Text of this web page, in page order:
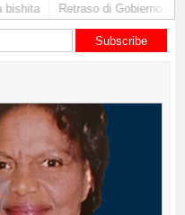
Retraso di Gobierno ta
Subscribe